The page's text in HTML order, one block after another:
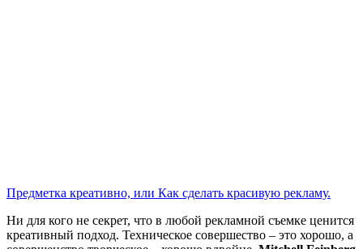
Предметка креативно, или Как сделать красивую рекламу.
Ни для кого не секрет, что в любой рекламной съемке ценится
креативный подход. Техническое совершество – это хорошо, а